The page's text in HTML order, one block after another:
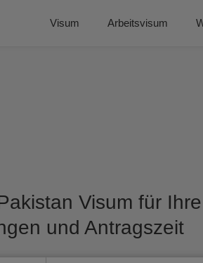
Visum Arbeitsvisum
Visum für
und Antragszeit